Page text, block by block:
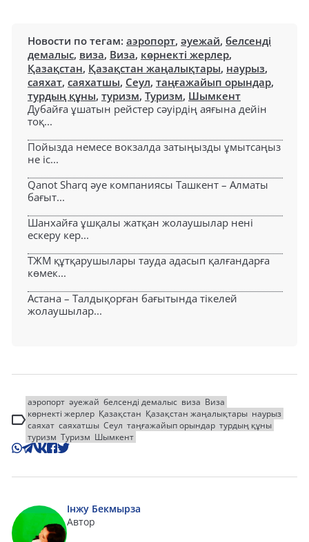
Новости по тегам: аэропорт, әуежай, белсенді
демалыс, виза, Виза, көрнекті жерлер,
Қазақстан, Қазақстан жаңалықтары, наурыз,
саяхат, саяхатшы, Сеул, таңғажайып орындар,
турдың құны, туризм, Туризм, Шымкент
Дубайға ұшатын рейстер сәуірдің аяғына дейін
тоқ...
Пойызда немесе вокзалда затыңызды ұмытсаңыз
не іс...
Qanot Sharq әуе компаниясы Ташкент – Алматы
бағыт...
Шанхайға ұшқалы жатқан жолаушылар нені
ескеру кер...
ТЖМ құтқарушылары тауда адасып қалғандарға
көмек...
Астана – Талдықорған бағытында тікелей
жолаушылар...
аэропорт әуежай белсенді демалыс виза Виза
көрнекті жерлер Қазақстан Қазақстан жаңалықтары наурыз
саяхат саяхатшы Сеул таңғажайып орындар турдың құны
туризм Туризм Шымкент
Інжу Бекмырза
Автор